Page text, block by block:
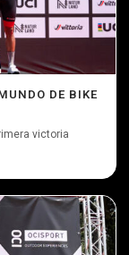
DE BIKE
victoria